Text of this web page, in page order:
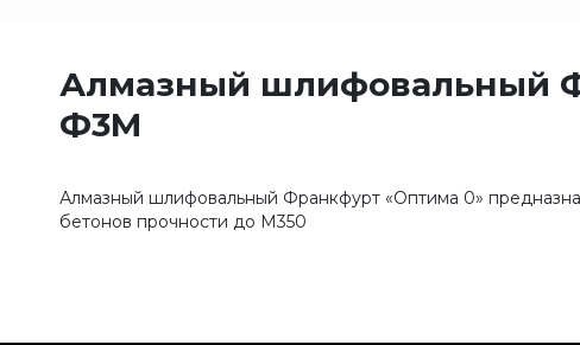
Алмазный шлифовальный
Ф3М
Алмазный шлифовальный Франкфурт «Оптима 0»
бетонов прочности до М350